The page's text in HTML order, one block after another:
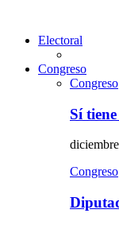
Electoral
Congreso
Congreso
Sí
Congreso